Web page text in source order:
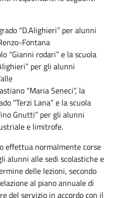
“D.Alighieri” per alunni
Fontana
“Gianni rodari” e la scuola
per gli alunni
“Maria Seneci”, la
“Terzi Lana” e la scuola
Gnutti” per gli alunni
e limitrofe.
effettua normalmente corse
alunni alle sedi scolastiche e
delle lezioni, secondo
al piano annuale di
del servizio in accordo con il